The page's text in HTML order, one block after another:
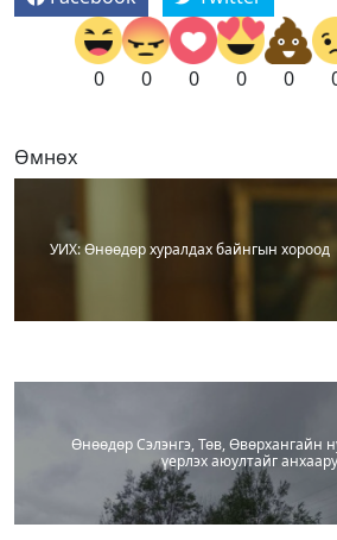
0 0 0 0 0
Өмнөх
УИХ: Өнөөдөр хуралдах байнгын хороод
Өнөөдөр Сэлэнгэ, Төв, Өвөрхангайн
үерлэх аюултайг